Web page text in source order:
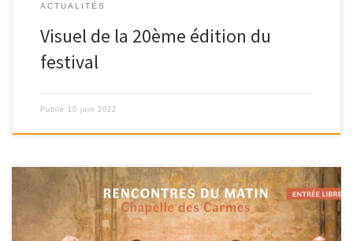
ACTUALITÉS
Visuel de la 20ème édition du
festival
Publié 10 juin 2022